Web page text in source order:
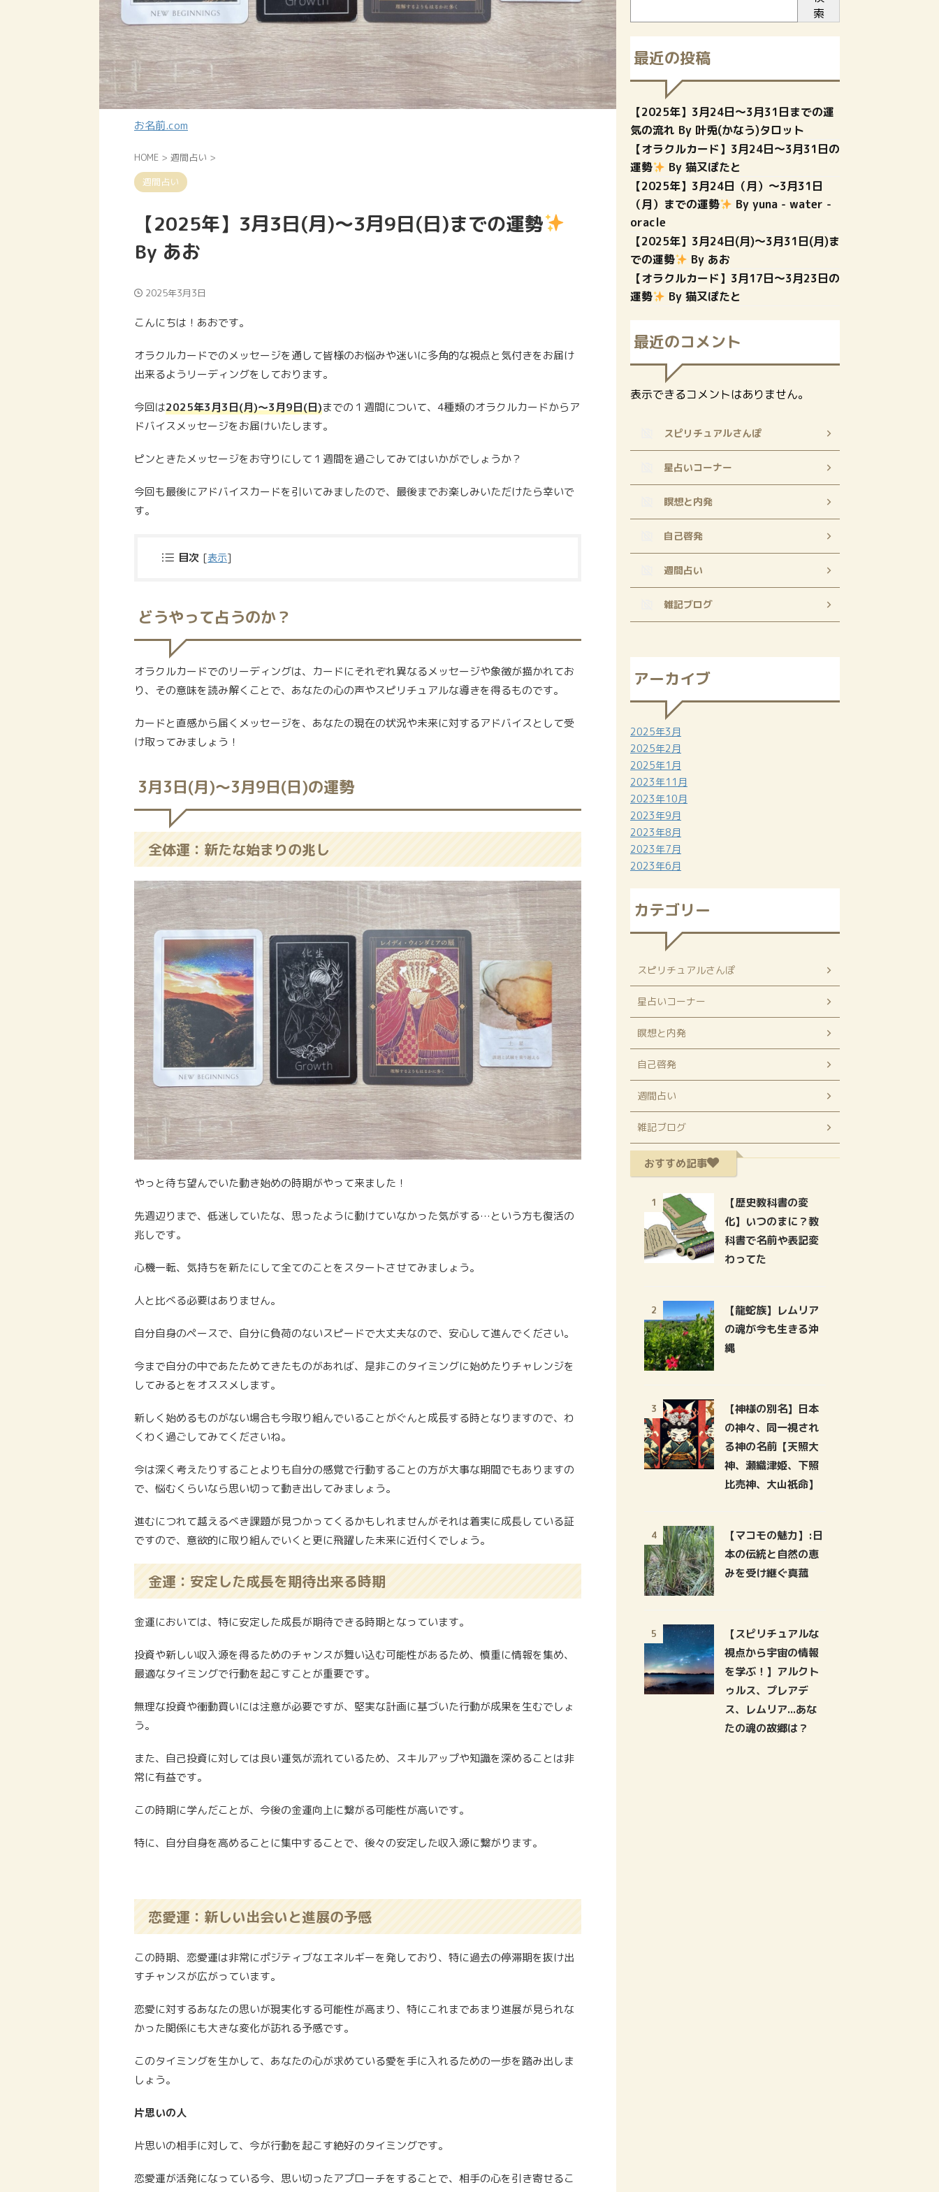
お名前.com
HOME > 週間占い >
週間占い
【2025年】3月3日(月)〜3月9日(日)までの運勢
By あお
2025年3月3日
こんにちは！あおです。
オラクルカードでのメッセージを通して皆様のお悩みや迷いに多角的な視点と気付きをお届け
出来るようリーディングをしております。
今回は2025年3月3日(月)〜3月9日(日)までの１週間について、4種類のオラクルカードからア
ドバイスメッセージをお届けいたします。
ピンときたメッセージをお守りにして１週間を過ごしてみてはいかがでしょうか？
今回も最後にアドバイスカードを引いてみましたので、最後までお楽しみいただけたら幸いで
す。
目次 [表示]
どうやって占うのか？
オラクルカードでのリーディングは、カードにそれぞれ異なるメッセージや象徴が描かれてお
り、その意味を読み解くことで、あなたの心の声やスピリチュアルな導きを得るものです。
カードと直感から届くメッセージを、あなたの現在の状況や未来に対するアドバイスとして受
け取ってみましょう！
3月3日(月)〜3月9日(日)の運勢
全体運：新たな始まりの兆し
やっと待ち望んでいた動き始めの時期がやって来ました！
先週辺りまで、低迷していたな、思ったように動けていなかった気がする…という方も復活の
兆しです。
心機一転、気持ちを新たにして全てのことをスタートさせてみましょう。
人と比べる必要はありません。
自分自身のペースで、自分に負荷のないスピードで大丈夫なので、安心して進んでください。
今まで自分の中であたためてきたものがあれば、是非このタイミングに始めたりチャレンジを
してみるとをオススメします。
新しく始めるものがない場合も今取り組んでいることがぐんと成長する時となりますので、わ
くわく過ごしてみてくださいね。
今は深く考えたりすることよりも自分の感覚で行動することの方が大事な期間でもありますの
で、悩むくらいなら思い切って動き出してみましょう。
進むにつれて越えるべき課題が見つかってくるかもしれませんがそれは着実に成長している証
ですので、意欲的に取り組んでいくと更に飛躍した未来に近付くでしょう。
金運：安定した成長を期待出来る時期
金運においては、特に安定した成長が期待できる時期となっています。
投資や新しい収入源を得るためのチャンスが舞い込む可能性があるため、慎重に情報を集め、
最適なタイミングで行動を起こすことが重要です。
無理な投資や衝動買いには注意が必要ですが、堅実な計画に基づいた行動が成果を生むでしょ
う。
また、自己投資に対しては良い運気が流れているため、スキルアップや知識を深めることは非
常に有益です。
この時期に学んだことが、今後の金運向上に繋がる可能性が高いです。
特に、自分自身を高めることに集中することで、後々の安定した収入源に繋がります。
恋愛運：新しい出会いと進展の予感
この時期、恋愛運は非常にポジティブなエネルギーを発しており、特に過去の停滞期を抜け出
すチャンスが広がっています。
恋愛に対するあなたの思いが現実化する可能性が高まり、特にこれまであまり進展が見られな
かった関係にも大きな変化が訪れる予感です。
このタイミングを生かして、あなたの心が求めている愛を手に入れるための一歩を踏み出しま
しょう。
片思いの人
片思いの相手に対して、今が行動を起こす絶好のタイミングです。
恋愛運が活発になっている今、思い切ったアプローチをすることで、相手の心を引き寄せるこ
索
最近の投稿
【2025年】3月24日～3月31日までの運
気の流れ By 叶兎(かなう)タロット
【オラクルカード】3月24日〜3月31日の
運勢
By 猫又ぽたと
【2025年】3月24日（月）〜3月31日
（月）までの運勢
By yuna - water -
oracle
【2025年】3月24日(月)〜3月31日(月)ま
での運勢
By あお
【オラクルカード】3月17日〜3月23日の
運勢
By 猫又ぽたと
最近のコメント
表示できるコメントはありません。
スピリチュアルさんぽ
星占いコーナー
瞑想と内発
自己啓発
週間占い
雑記ブログ
アーカイブ
2025年3月
2025年2月
2025年1月
2023年11月
2023年10月
2023年9月
2023年8月
2023年7月
2023年6月
カテゴリー
スピリチュアルさんぽ
星占いコーナー
瞑想と内発
自己啓発
週間占い
雑記ブログ
おすすめ記事
1
【歴史教科書の変
化】いつのまに？教
科書で名前や表記変
わってた
2
【龍蛇族】レムリア
の魂が今も生きる沖
縄
3
【神様の別名】日本
の神々、同一視され
る神の名前【天照大
神、瀬織津姫、下照
比売神、大山祇命】
4
【マコモの魅力】:日
本の伝統と自然の恵
みを受け継ぐ真菰
5
【スピリチュアルな
視点から宇宙の情報
を学ぶ！】アルクト
ゥルス、プレアデ
ス、レムリア...あな
たの魂の故郷は？